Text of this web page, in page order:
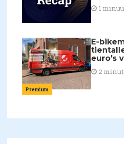
1
Premium
E-
euro's
2